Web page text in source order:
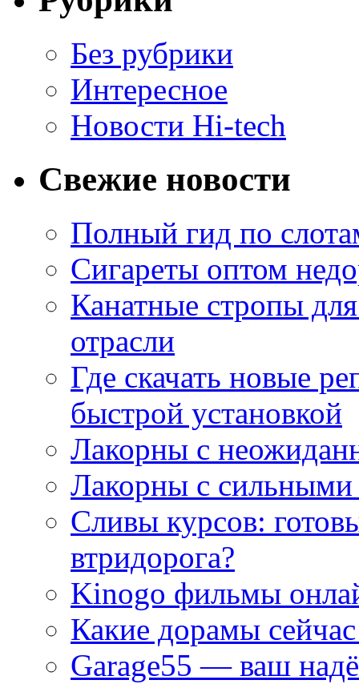
Без рубрики
Интересное
Новости Hi-tech
Свежие новости
Полный гид по
Сигареты оптом
Канатные стропы
отрасли
Где скачать новые
быстрой установкой
Лакорны с
Лакорны с сильными
Сливы курсов:
втридорога?
Kinogo фильмы
Какие дорамы
Garage55 — ваш